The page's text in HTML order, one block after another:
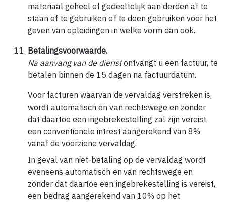
materiaal geheel of gedeeltelijk aan derden af te
staan of te gebruiken of te doen gebruiken voor het
geven van opleidingen in welke vorm dan ook.
Betalingsvoorwaarde.
Na aanvang van de dienstontvangt u een factuur, te
betalen binnen de 15 dagen na factuurdatum.
Voor facturen waarvan de vervaldag verstreken is,
wordt automatisch en van rechtswege en zonder
dat daartoe een ingebrekestelling zal zijn vereist,
een conventionele intrest aangerekend van 8%
vanaf de voorziene vervaldag.
In geval van niet-betaling op de vervaldag wordt
eveneens automatisch en van rechtswege en
zonder dat daartoe een ingebrekestelling is vereist,
een bedrag aangerekend van 10% op het